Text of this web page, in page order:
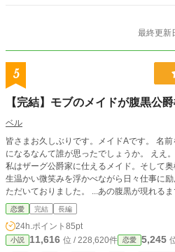
いておりますので、続きを今暫くお待ちい
最終更新
5
【完結】モブのメイドが腹黒公
ベル
皆さまお久しぶりです。メイドAです。 名前をつけられもしなかった私が主人公
になるなんて誰が思ったでしょうか。 ええ。私は今非常に困惑しております。
私はザーグ公爵家に仕えるメイド。そして
生温かい微笑みを浮かべながら日々仕事に
ただいておりました。 ...あの腹黒が現れるまでは。 『無口な旦那様は妻が可愛
くて仕方ない』のサイドストーリーです。 個人的に好きだった二人を今回は主
役にしてみました。
恋愛 完結 長編
24h.ポイント 85pt
小説 11,616 位 / 228,620件 恋愛 5,245